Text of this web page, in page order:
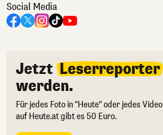
Social Media
Jetzt Leserreporter
werden.
Für jedes Foto in "Heute" oder jedes Video
auf Heute.at gibt es 50 Euro.